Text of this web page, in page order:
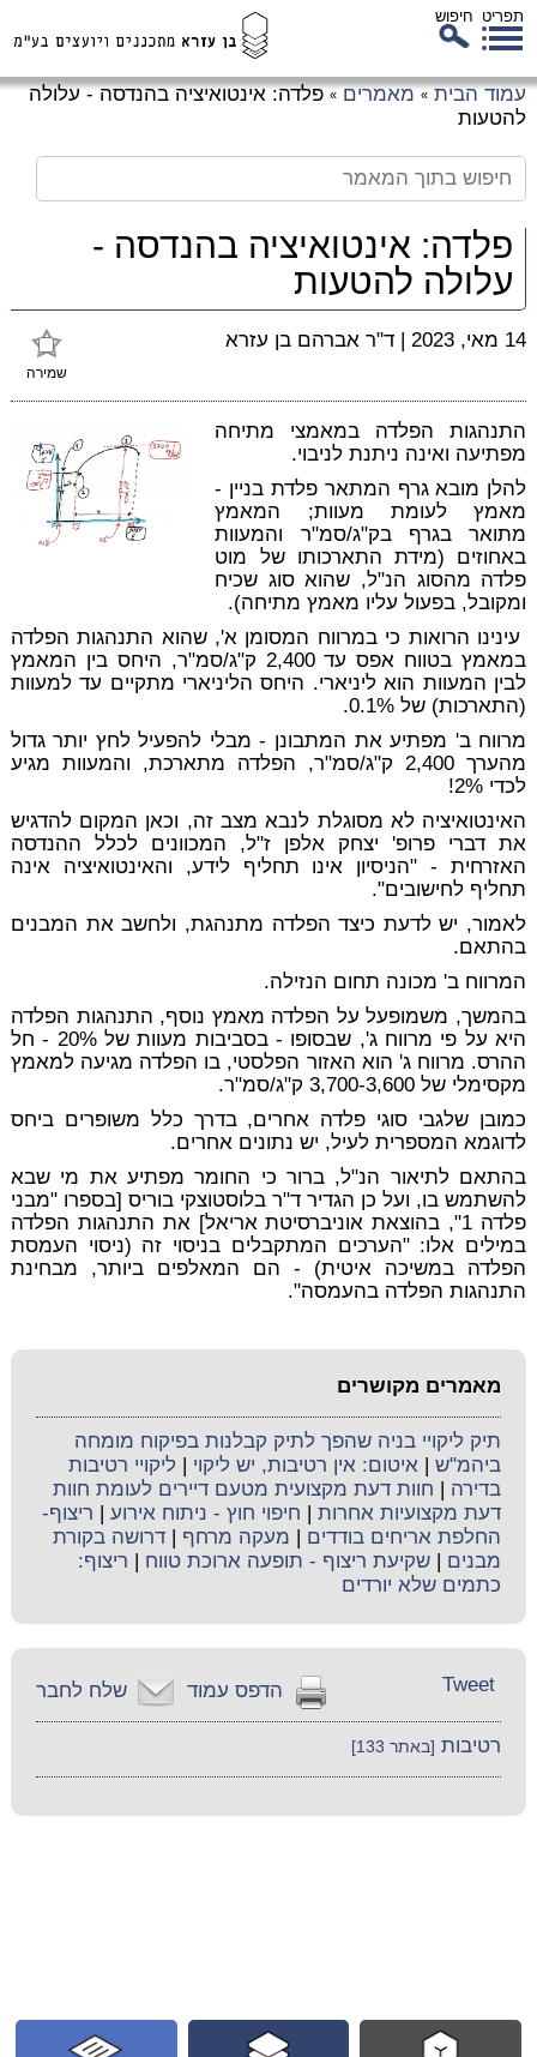
תפריט חיפוש
עמוד הבית » מאמרים » פלדה: אינטואיציה בהנדסה - עלולה
להטעות
פלדה: אינטואיציה בהנדסה -
עלולה להטעות
שמירה
14 מאי, 2023 | ד"ר אברהם בן עזרא
התנהגות הפלדה במאמצי מתיחה
מפתיעה ואינה ניתנת לניבוי.
להלן מובא גרף המתאר פלדת בניין -
מאמץ לעומת מעוות; המאמץ
מתואר בגרף בק"ג/סמ"ר והמעוות
באחוזים (מידת התארכותו של מוט
פלדה מהסוג הנ"ל, שהוא סוג שכיח
ומקובל, בפעול עליו מאמץ מתיחה).
עינינו הרואות כי במרווח המסומן א', שהוא התנהגות הפלדה
במאמץ בטווח אפס עד 2,400 ק"ג/סמ"ר, היחס בין המאמץ
לבין המעוות הוא ליניארי. היחס הליניארי מתקיים עד למעוות
(התארכות) של 0.1%.
מרווח ב' מפתיע את המתבונן - מבלי להפעיל לחץ יותר גדול
מהערך 2,400 ק"ג/סמ"ר, הפלדה מתארכת, והמעוות מגיע
לכדי 2%!
האינטואיציה לא מסוגלת לנבא מצב זה, וכאן המקום להדגיש
את דברי פרופ' יצחק אלפן ז"ל, המכוונים לכלל ההנדסה
האזרחית - "הניסיון אינו תחליף לידע, והאינטואיציה אינה
תחליף לחישובים".
לאמור, ישלדעת כיצד הפלדה מתנהגת, ולחשבאת המבנים
בהתאם.
המרווח ב' מכונה תחום הנזילה.
בהמשך, משמופעל על הפלדה מאמץ נוסף, התנהגות הפלדה
היא על פי מרווח ג', שבסופו - בסביבות מעוות של 20% - חל
ההרס. מרווח ג' הוא האזור הפלסטי, בו הפלדה מגיעה למאמץ
מקסימלי של 3,700-3,600 ק"ג/סמ"ר.
כמובן שלגבי סוגי פלדה אחרים, בדרך כלל משופרים ביחס
לדוגמא המספרית לעיל, יש נתונים אחרים.
בהתאם לתיאור הנ"ל, ברור כי החומר מפתיע את מי שבא
להשתמש בו, ועל כן הגדיר ד"ר בלוסטוצקי בוריס [בספרו "מבני
פלדה 1", בהוצאת אוניברסיטת אריאל] את התנהגות הפלדה
במילים אלו: "הערכים המתקבלים בניסוי זה (ניסוי העמסת
הפלדה במשיכה איטית) - הם המאלפים ביותר, מבחינת
התנהגות הפלדה בהעמסה".
מאמרים מקושרים
תיק ליקויי בניה שהפך לתיק קבלנות בפיקוח מומחה
ביהמ"ש |איטום: אין רטיבות, יש ליקוי
ליקויי רטיבות
בדירה
חוות דעת מקצועית מטעם דיירים לעומת חוות
דעת מקצועיות אחרות
חיפוי חוץ - ניתוח אירוע
ריצוף-
החלפת אריחים בודדים
מעקה מרחף |דרושה בקורת
מבנים |שקיעת ריצוף - תופעה ארוכת טווח
ריצוף:
כתמים שלא יורדים
שלח לחבר הדפס עמוד Tweet
רטיבות [באתר 133]